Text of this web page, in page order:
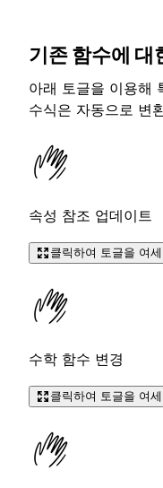
기존 함수에 대
아래 토글을 이용해
수식은 자동으로 변
속성 참조 업데이트
클릭하여 토글을 여세
수학 함수 변경
클릭하여 토글을 여세